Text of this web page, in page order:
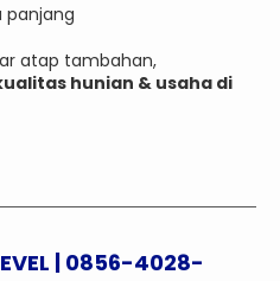
panjang
atap tambahan,
hunian & usaha di
| 0856-4028-